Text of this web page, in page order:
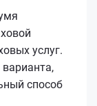
услуг.
способ